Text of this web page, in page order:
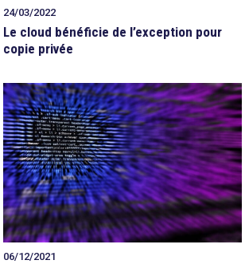
24/03/2022
Le cloud bénéficie de l’exception pour
copie privée
06/12/2021